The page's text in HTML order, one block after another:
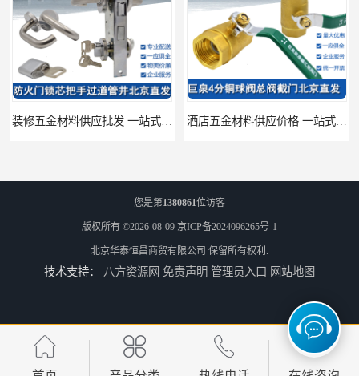
建筑五金材料供应配送 一站式五金材料供应商 脸盆冷热水龙头批发商 水龙头冷热洗脸盆池 全城配送
您是第1380861位访客
版权所有 ©2026-08-09 京ICP备2024096265号-1
北京华泰恒昌商贸有限公司 保留所有权利.
技术支持： 八方资源网 免责声明 管理员入口 网站地图